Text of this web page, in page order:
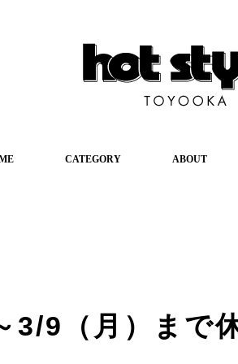
CATEGORY ABOUT
3/9（月）まで